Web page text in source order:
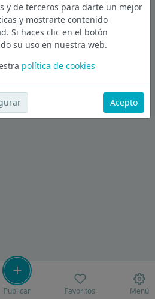
Publicar Favoritos Menú
y de terceros para darte un mejor
y mostrarte contenido
Si haces clic en el botón
su uso en nuestra web.
política de cookies
Acepto